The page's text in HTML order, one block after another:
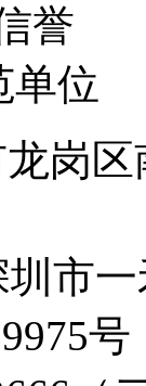
誉
单位
岗
圳市
号